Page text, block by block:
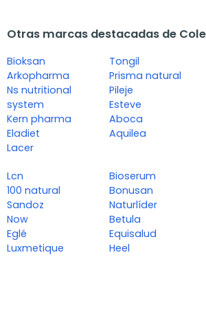
Otras marcas destacadas de
Bioksan
Arkopharma
Ns nutritional
system
Kern pharma
Eladiet
Lacer
Tongil
Prisma natural
Pileje
Esteve
Aboca
Aquilea
Lcn
100 natural
Sandoz
Now
Eglé
Luxmetique
Bioserum
Bonusan
Naturlíder
Betula
Equisalud
Heel